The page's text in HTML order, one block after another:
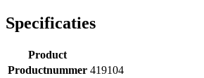
Specificaties
Product
Productnummer 419104